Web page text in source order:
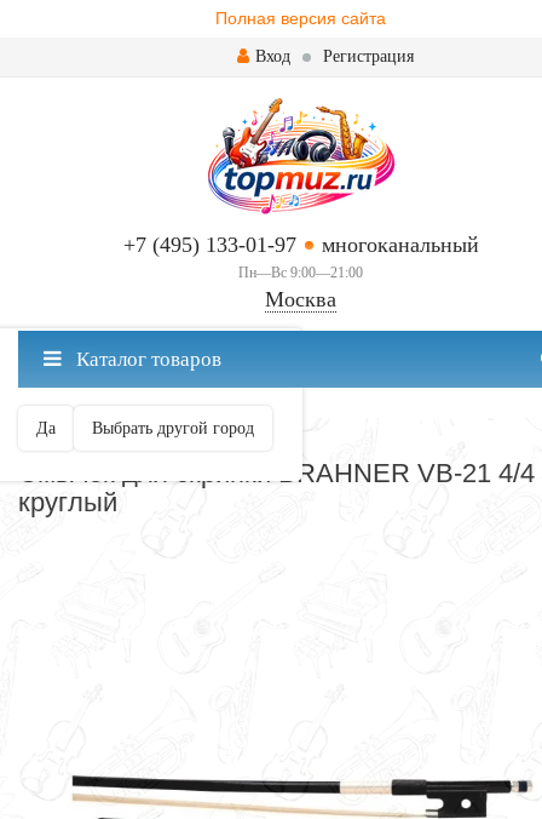
Полная версия сайта
Вход Регистрация
+7 (495) 133-01-97 многоканальный
Пн—Вс 9:00—21:00
Москва
Москва ваш город?
Да Выбрать другой город
Каталог товаров
СМЫЧКОВЫЕ
Смычок для скрипки BRAHNER VB-21 4/4
круглый